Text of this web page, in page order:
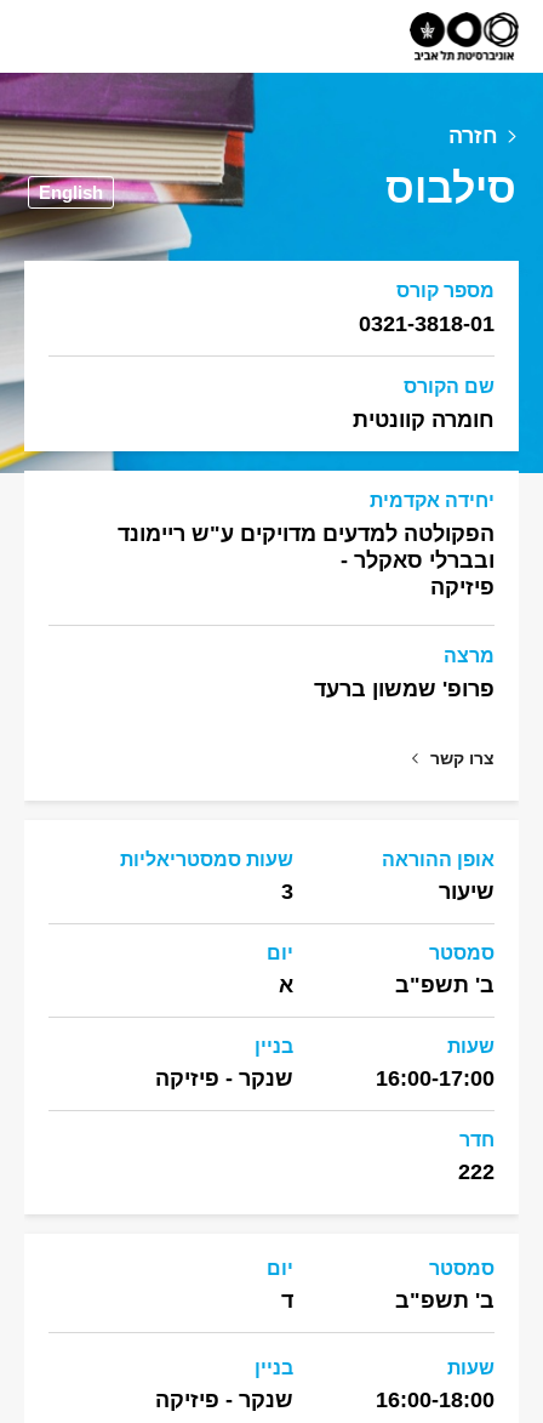
חזרה
סילבוס English
מספר קורס
0321-3818-01
שם הקורס
חומרה קוונטית
יחידה אקדמית
הפקולטה למדעים מדויקים ע"ש ריימונד
ובברלי סאקלר -
פיזיקה
מרצה
פרופ' שמשון ברעד
צרו קשר
אופן ההוראה
שיעור
שעות סמסטריאליות
3
סמסטר
ב' תשפ"ב
יום
א
שעות
16:00-17:00
בניין
שנקר - פיזיקה
חדר
222
סמסטר
ב' תשפ"ב
יום
ד
שעות
16:00-18:00
בניין
שנקר - פיזיקה